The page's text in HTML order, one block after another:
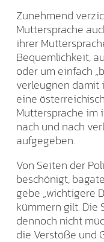
Zunehmend
Muttersprache
ihrer
Bequemlichkeit,
oder um einfach
verleugnen damit
eine
Muttersprache im
nach und nach
aufgegeben.
Von Seiten der
beschönigt,
gebe „wichtigere
kümmern gilt. Die
dennoch nicht
die Verstöße und